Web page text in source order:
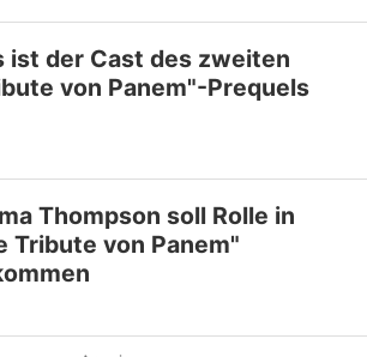
ist der Cast des zweiten
von Panem"-Prequels
Thompson soll Rolle in
Tribute von Panem"